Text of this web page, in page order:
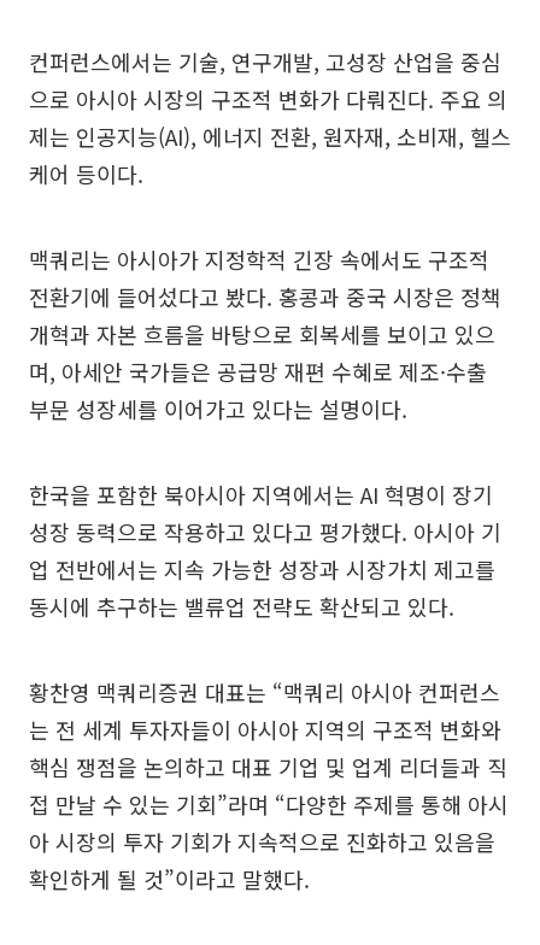
컨퍼런스에서는 기술, 연구개발, 고성장 산업을 중심
으로 아시아 시장의 구조적 변화가 다뤄진다. 주요 의
제는 인공지능(AI), 에너지 전환, 원자재, 소비재, 헬스
케어 등이다.
맥쿼리는 아시아가 지정학적 긴장 속에서도 구조적
전환기에 들어섰다고 봤다. 홍콩과 중국 시장은 정책
개혁과 자본 흐름을 바탕으로 회복세를 보이고 있으
며, 아세안 국가들은 공급망 재편 수혜로 제조·수출
부문 성장세를 이어가고 있다는 설명이다.
한국을 포함한 북아시아 지역에서는 AI 혁명이 장기
성장 동력으로 작용하고 있다고 평가했다. 아시아 기
업 전반에서는 지속 가능한 성장과 시장가치 제고를
동시에 추구하는 밸류업 전략도 확산되고 있다.
황찬영 맥쿼리증권 대표는 “맥쿼리 아시아 컨퍼런스
는 전 세계 투자자들이 아시아 지역의 구조적 변화와
핵심 쟁점을 논의하고 대표 기업 및 업계 리더들과 직
접 만날 수 있는 기회”라며 “다양한 주제를 통해 아시
아 시장의 투자 기회가 지속적으로 진화하고 있음을
확인하게 될 것”이라고 말했다.